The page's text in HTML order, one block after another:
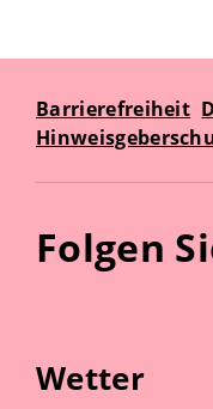
Barrierefreiheit
Folgen
Wetter